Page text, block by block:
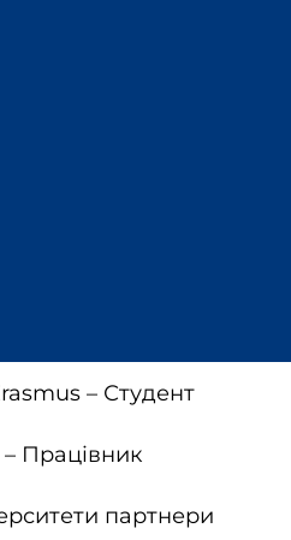
– Студент
Працівник
партнери